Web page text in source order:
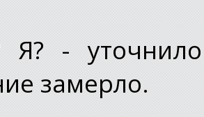
Я? -
замерло.